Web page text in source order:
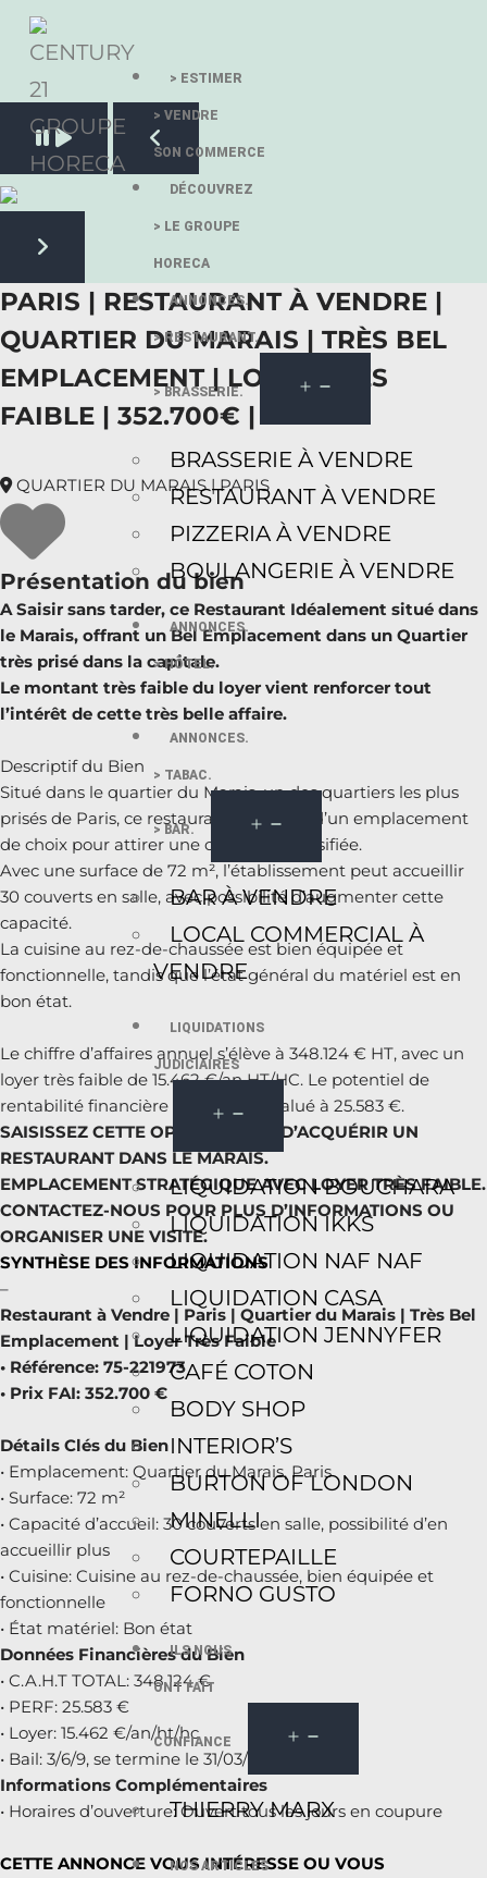
> ESTIMER
> VENDRE
SON COMMERCE
DÉCOUVREZ
> LE GROUPE
HORECA
ANNONCES.
> RESTAURANT.
> BRASSERIE.
BRASSERIE À VENDRE
RESTAURANT À VENDRE
PIZZERIA À VENDRE
BOULANGERIE À VENDRE
ANNONCES.
> HÔTEL.
ANNONCES.
> TABAC.
> BAR.
BAR À VENDRE
LOCAL COMMERCIAL À
VENDRE
LIQUIDATIONS
JUDICIAIRES
LIQUIDATION BOUCHARA
LIQUIDATION IKKS
LIQUIDATION NAF NAF
LIQUIDATION CASA
LIQUIDATION JENNYFER
CAFÉ COTON
BODY SHOP
INTERIOR’S
BURTON OF LONDON
MINELLI
COURTEPAILLE
FORNO GUSTO
ILS NOUS
ONT FAIT
CONFIANCE
THIERRY MARX
NOS ARTICLES
Pause slide rotation
Resume slide rotation
Previous slide
Next slide
PARIS | RESTAURANT À VENDRE |
QUARTIER DU MARAIS | TRÈS BEL
EMPLACEMENT | LOYER TRÈS
FAIBLE | 352.700€ |
QUARTIER DU MARAIS | PARIS
Présentation du bien
A Saisir sans tarder, ce Restaurant Idéalement situé dans
le Marais, offrant un Bel Emplacement dans un Quartier
très prisé dans la capitale.
Le montant très faible du loyer vient renforcer tout
l’intérêt de cette très belle affaire.
Descriptif du Bien
Situé dans le quartier du Marais, un des quartiers les plus
prisés de Paris, ce restaurant bénéficie d’un emplacement
de choix pour attirer une clientèle diversifiée.
Avec une surface de 72 m², l’établissement peut accueillir
30 couverts en salle, avec possibilité d’augmenter cette
capacité.
La cuisine au rez-de-chaussée est bien équipée et
fonctionnelle, tandis que l’état général du matériel est en
bon état.
Le chiffre d’affaires annuel s’élève à 348.124 € HT, avec un
loyer très faible de 15.462 €/an HT/HC. Le potentiel de
rentabilité financière (PERF) est évalué à 25.583 €.
SAISISSEZ CETTE OPPORTUNITÉ D’ACQUÉRIR UN
RESTAURANT DANS LE MARAIS.
EMPLACEMENT STRATÉGIQUE AVEC LOYER TRÈS FAIBLE.
CONTACTEZ-NOUS POUR PLUS D’INFORMATIONS OU
ORGANISER UNE VISITE.
SYNTHÈSE DES INFORMATIONS
–
Restaurant à Vendre | Paris | Quartier du Marais | Très Bel
Emplacement | Loyer Très Faible
• Référence: 75-221973
• Prix FAI: 352.700 €
Détails Clés du Bien
• Emplacement: Quartier du Marais, Paris
• Surface: 72 m²
• Capacité d’accueil: 30 couverts en salle, possibilité d’en
accueillir plus
• Cuisine: Cuisine au rez-de-chaussée, bien équipée et
fonctionnelle
• État matériel: Bon état
Données Financières du Bien
• C.A.H.T TOTAL: 348.124 €
• PERF: 25.583 €
• Loyer: 15.462 €/an/ht/hc
• Bail: 3/6/9, se termine le 31/03/2025
Informations Complémentaires
• Horaires d’ouverture: Ouvert tous les jours en coupure
CETTE ANNONCE VOUS INTÉRESSE OU VOUS